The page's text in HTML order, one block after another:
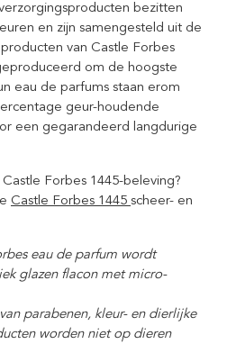
bezitten
en zijn samengesteld uit de
van Castle Forbes
om de hoogste
eau de parfums staan erom
geur-houdende
een gegarandeerd langdurige
Forbes 1445-beleving?
Castle Forbes 1445 scheer- en
eau de parfum wordt
glazen flacon met micro-
parabenen, kleur- en dierlijke
worden niet op dieren